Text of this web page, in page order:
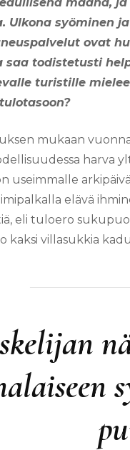
Ulkona syöminen
ovat
saa todistetusti
turistille
mukaan
harva
useimmalle
elävä
eli tuloero
kaksi villasukkia